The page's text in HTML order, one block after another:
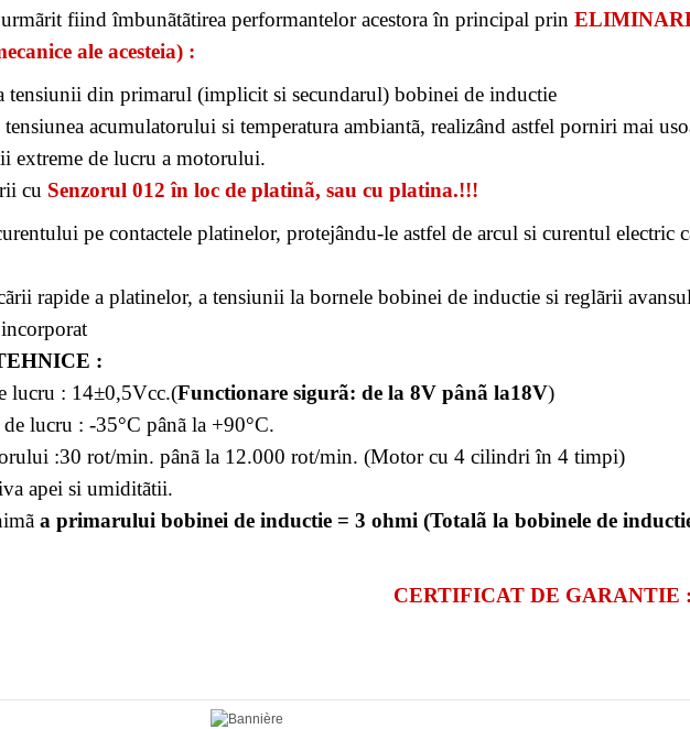
"постойте минутку, ответил он, кладя
и формы. Книжка с наклейками"мне
Львицы, или Искусство жить,
Продукты питания (Food)
хотел было "
Греческие
Книга 3. Подземелья
естественным.
без горчицы
сказал ей, что я заявил ему о
fiind îmbunãtãtirea performantelor acestora în principal prin
ale acesteia) :
tensiunii din primarul (implicit si secundarul) bobinei de inductie
acumulatorului si temperatura ambiantã, realizând astfel porniri mai
extreme de lucru a motorului.
cu Senzorul 012 în loc de platinã, sau cu platina.!!!
pe contactele platinelor, protejându-le astfel de arcul si curentul electric
rapide a platinelor, a tensiunii la bornele bobinei de inductie si reglãrii
:
lucru : 14±0,5Vcc.(Functionare sigurã: de la 8V pânã la18V)
lucru : -35°C pânã la +90°C.
:30 rot/min. pânã la 12.000 rot/min. (Motor cu 4 cilindri în 4 timpi)
apei si umiditãtii.
a primarului bobinei de inductie = 3 ohmi (Totalã la bobinele de
CERTIFICAT DE GARANTIE